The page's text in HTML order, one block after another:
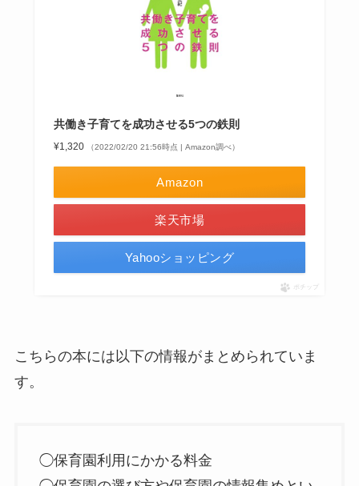
共働き子育てを成功させる5つの鉄則
¥1,320 （2022/02/20 21:56時点 | Amazon調べ）
Amazon
楽天市場
Yahooショッピング
ポチップ
こちらの本には以下の情報がまとめられていま
す。
◯保育園利用にかかる料金